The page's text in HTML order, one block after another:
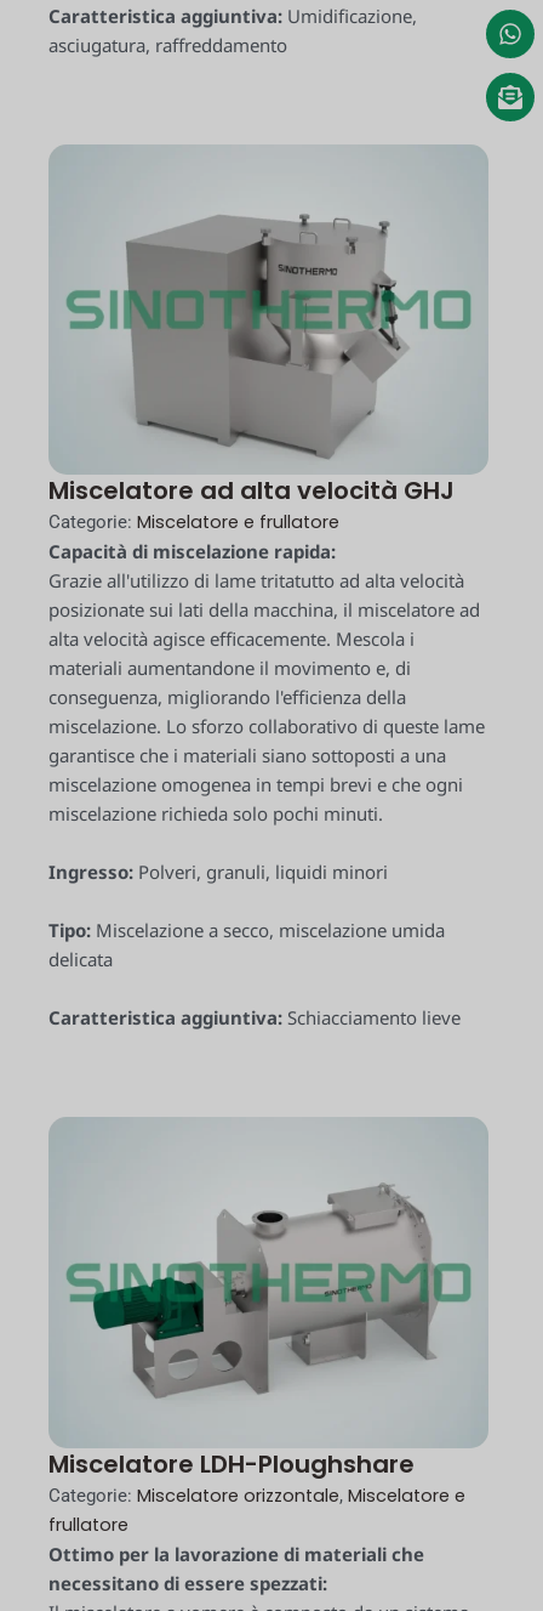
Caratteristica aggiuntiva: Umidificazione,
asciugatura, raffreddamento
Miscelatore ad alta velocità GHJ
Categorie: Miscelatore e frullatore
Capacità di miscelazione rapida:
Grazie all'utilizzo di lame tritatutto ad alta velocità
posizionate sui lati della macchina, il miscelatore ad
alta velocità agisce efficacemente. Mescola i
materiali aumentandone il movimento e, di
conseguenza, migliorando l'efficienza della
miscelazione. Lo sforzo collaborativo di queste lame
garantisce che i materiali siano sottoposti a una
miscelazione omogenea in tempi brevi e che ogni
miscelazione richieda solo pochi minuti.
Ingresso: Polveri, granuli, liquidi minori
Tipo: Miscelazione a secco, miscelazione umida
delicata
Caratteristica aggiuntiva: Schiacciamento lieve
Miscelatore LDH-Ploughshare
Categorie: Miscelatore orizzontale, Miscelatore e
frullatore
Ottimo per la lavorazione di materiali che
necessitano di essere spezzati: